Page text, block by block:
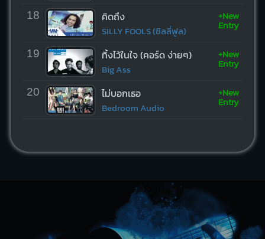
18 คิดถึง
SILLY FOOLS (ซิลลี่ฟูล)
+New
Entry
19 ทิ้งไว้ในใจ (คอร์ด ง่ายๆ)
Big Ass
+New
Entry
20 ไม่บอกเธอ
Bedroom Audio
+New
Entry